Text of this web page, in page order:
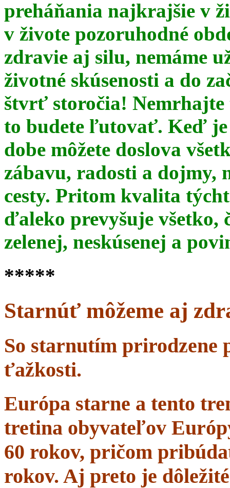
preháňania najkrajšie v
v živote pozoruhodné
zdravie aj silu, nemáme
životné skúsenosti a do
štvrť storočia!
to budete ľutovať. Keď je
dobe môžete doslova
zábavu, radosti a dojmy,
cesty. Pritom kvalita
ďaleko prevyšuje všetko,
zelenej, neskúsenej a
*****
Starnúť môžeme aj
So starnutím prirodzene
ťažkosti.
Európa starne a tento
tretina obyvateľov
60 rokov, pričom
rokov. Aj preto je